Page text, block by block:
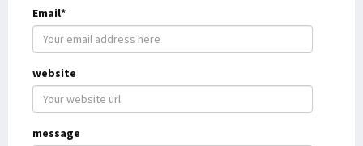
Email*
website
message